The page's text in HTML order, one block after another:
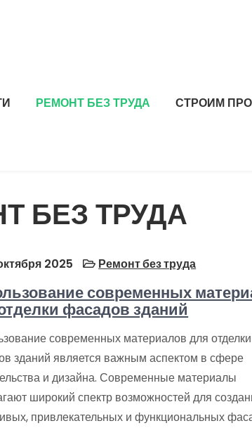
РЕМОНТ БЕЗ ТРУДА СТРОИМ
БЕЗ ТРУДА
2025 Ремонт без труда
современных
фасадов зданий
современных материалов для отделки
зданий является важным аспектом в сфере
и дизайна. Современные материалы
широкий спектр возможностей для
привлекательных и функциональных